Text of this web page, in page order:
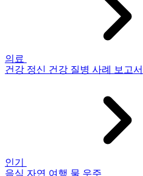
의료
건강 정신 건강 질병 사례 보고서
인기
음식 자연 여행 물 우주